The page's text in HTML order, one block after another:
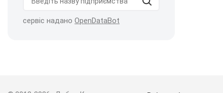
сервіс надано OpenDataBot